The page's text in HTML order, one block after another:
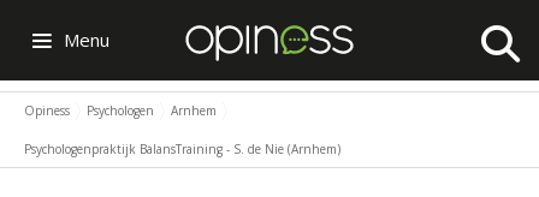
Menu
Opiness Psychologen Arnhem
Psychologenpraktijk BalansTraining - S. de Nie (Arnhem)